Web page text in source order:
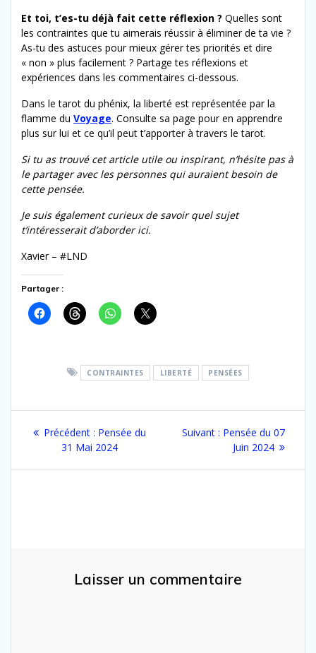
Et toi, t’es-tu déjà fait cette réflexion ? Quelles sont
les contraintes que tu aimerais réussir à éliminer de ta vie ?
As-tu des astuces pour mieux gérer tes priorités et dire
« non » plus facilement ? Partage tes réflexions et
expériences dans les commentaires ci-dessous.
Dans le tarot du phénix, la liberté est représentée par la
flamme du Voyage. Consulte sa page pour en apprendre
plus sur lui et ce qu’il peut t’apporter à travers le tarot.
Si tu as trouvé cet article utile ou inspirant, n’hésite pas à
le partager avec les personnes qui auraient besoin de
cette pensée.
Je suis également curieux de savoir quel sujet
t’intéresserait d’aborder ici.
Xavier – #LND
Partager :
CONTRAINTES LIBERTÉ PENSÉES
Navigation
Précédent : Article
précédent
Pensée du
31 Mai 2024
Suivant : Article
suivant
Pensée du 07
Juin 2024
Laisser un commentaire